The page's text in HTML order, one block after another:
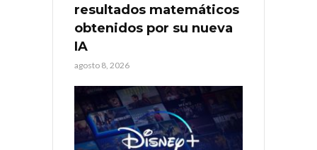
resultados matemáticos
obtenidos por su nueva
IA
agosto 8, 2026